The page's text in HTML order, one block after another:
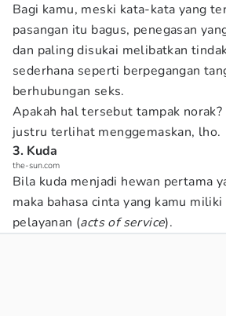
Bagi kamu, meski kata-kata yang
pasangan itu bagus, penegasan
dan paling disukai melibatkan
sederhana seperti berpegangan
berhubungan seks.
Apakah hal tersebut tampak
justru terlihat menggemaskan, lho.
3. Kuda
the-sun.com
Bila kuda menjadi hewan pertama
maka bahasa cinta yang kamu
pelayanan (acts of service).